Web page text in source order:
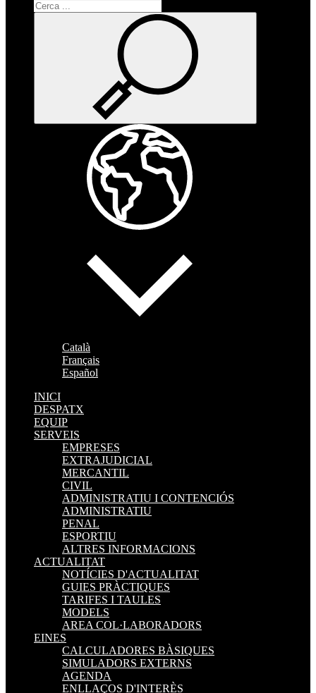
Català
Français
Español
INICI
DESPATX
EQUIP
SERVEIS
EMPRESES
EXTRAJUDICIAL
MERCANTIL
CIVIL
ADMINISTRATIU I CONTENCIÓS
ADMINISTRATIU
PENAL
ESPORTIU
ALTRES INFORMACIONS
ACTUALITAT
NOTÍCIES D'ACTUALITAT
GUIES PRÀCTIQUES
TARIFES I TAULES
MODELS
AREA COL·LABORADORS
EINES
CALCULADORES BÀSIQUES
SIMULADORS EXTERNS
AGENDA
ENLLAÇOS D'INTERÈS